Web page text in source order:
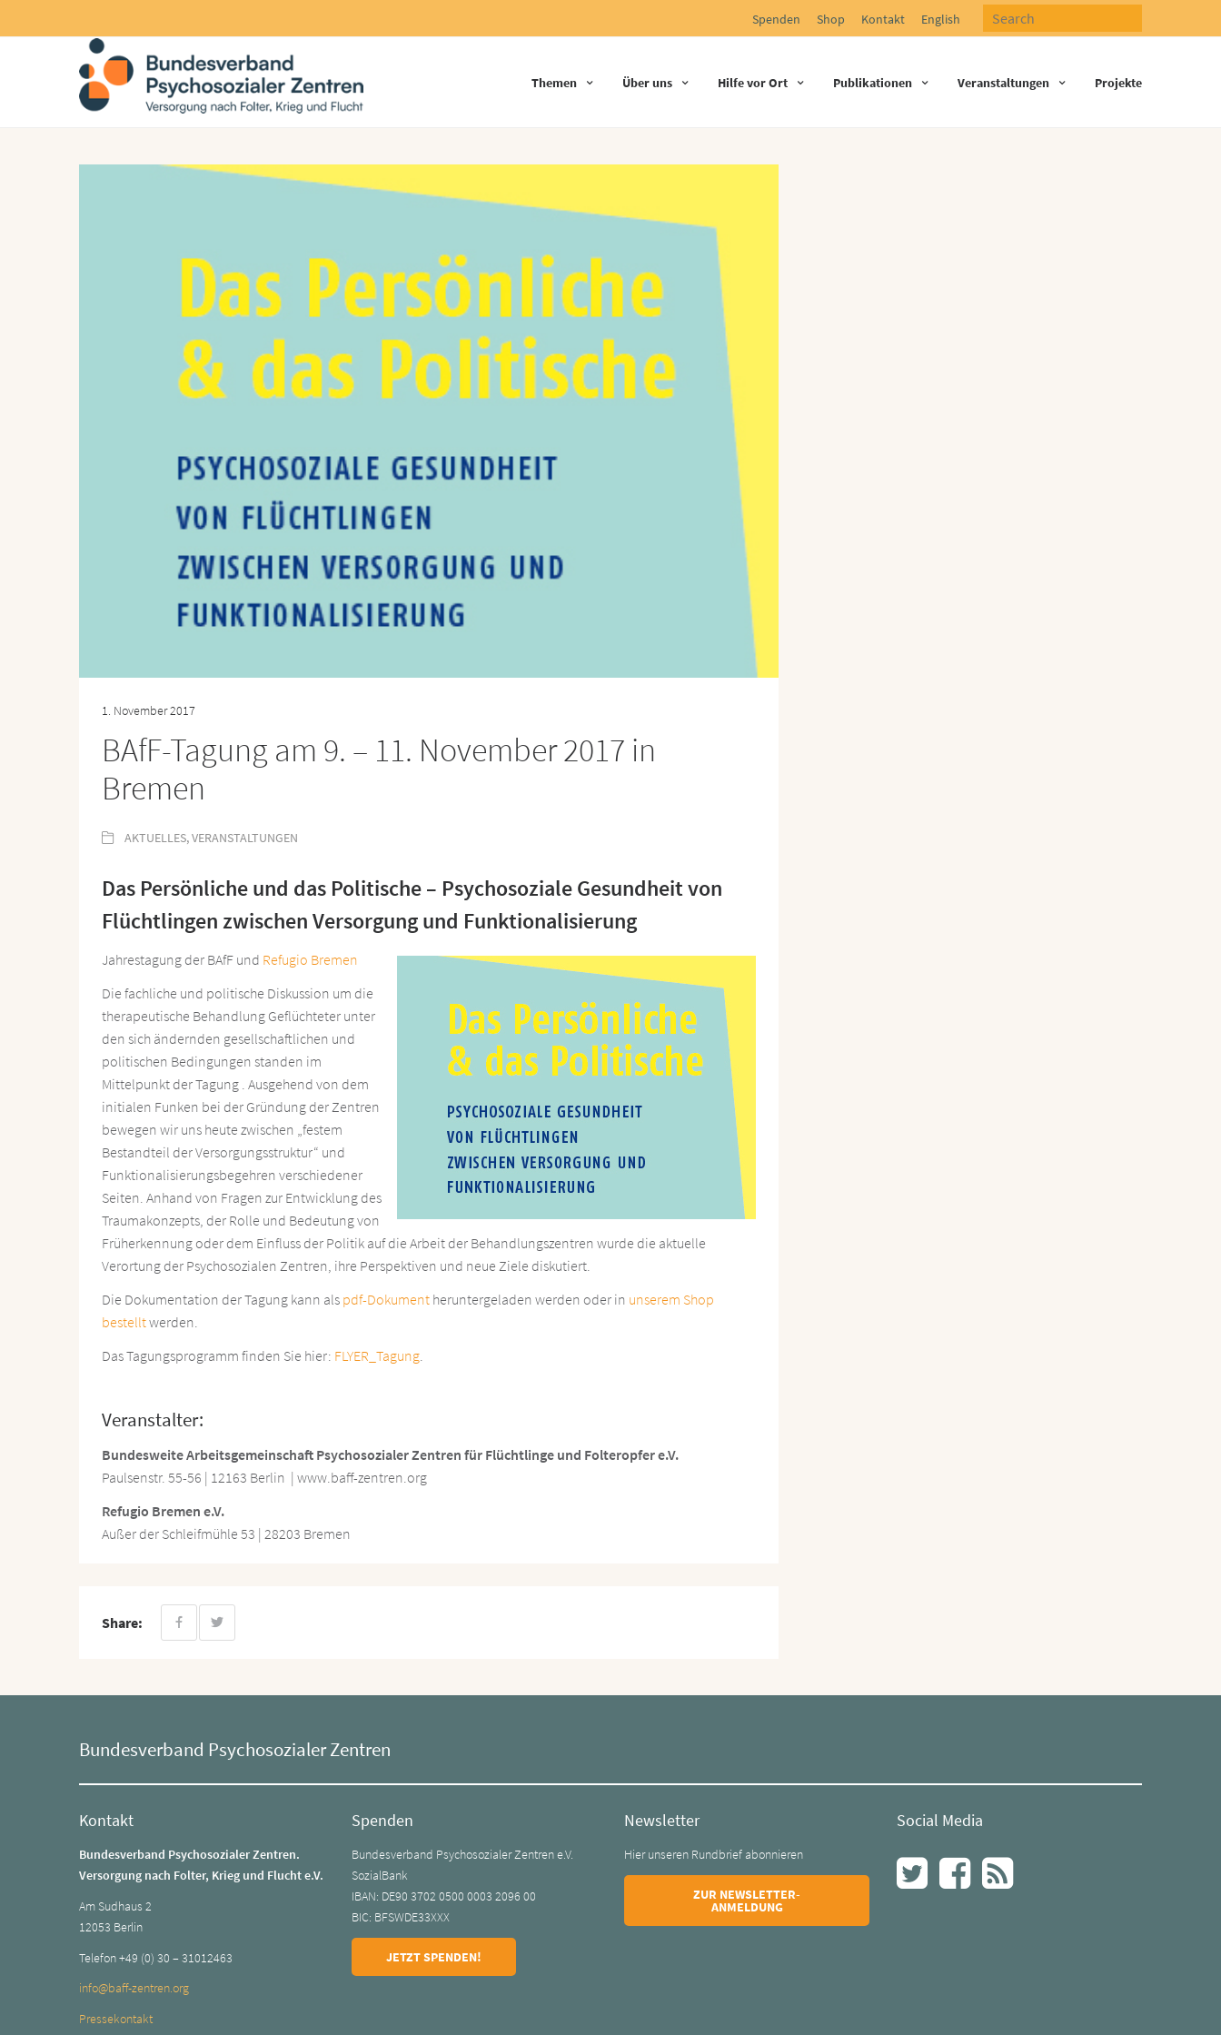
Spenden Shop Kontakt English
Themen Über uns Hilfe vor Ort Publikationen Veranstaltungen Projekte
1. November 2017
BAfF-Tagung am 9. – 11. November 2017 in
Bremen
AKTUELLES,VERANSTALTUNGEN
Das Persönliche und das Politische – Psychosoziale Gesundheit von
Flüchtlingen zwischen Versorgung und Funktionalisierung
Jahrestagung der BAfF und Refugio Bremen
Die fachliche und politische Diskussion um die
therapeutische Behandlung Geflüchteter unter
den sich ändernden gesellschaftlichen und
politischen Bedingungen standen im
Mittelpunkt der Tagung . Ausgehend von dem
initialen Funken bei der Gründung der Zentren
bewegen wir uns heute zwischen „festem
Bestandteil der Versorgungsstruktur“ und
Funktionalisierungsbegehren verschiedener
Seiten. Anhand von Fragen zur Entwicklung des
Traumakonzepts, der Rolle und Bedeutung von
Früherkennung oder dem Einfluss der Politik auf die Arbeit der Behandlungszentren wurde die aktuelle
Verortung der Psychosozialen Zentren, ihre Perspektiven und neue Ziele diskutiert.
Die Dokumentation der Tagung kann als pdf-Dokument heruntergeladen werden oder in unserem Shop
bestelltwerden.
Das Tagungsprogramm finden Sie hier: FLYER_Tagung
Veranstalter:
Bundesweite Arbeitsgemeinschaft Psychosozialer Zentren für Flüchtlinge und Folteropfer e.V.
Paulsenstr. 55-56 | 12163 Berlin | www.baff-zentren.org
Refugio Bremen e.V.
Außer der Schleifmühle 53 | 28203 Bremen
Share:
Bundesverband Psychosozialer Zentren
Kontakt
Bundesverband Psychosozialer Zentren.
Versorgung nach Folter, Krieg und Flucht e.V.
Am Sudhaus 2
12053 Berlin
Telefon +49 (0) 30 – 31012463
info@baff-zentren.org
Pressekontakt
Spenden
Bundesverband Psychosozialer Zentren e.V.
SozialBank
IBAN: DE90 3702 0500 0003 2096 00
BIC: BFSWDE33XXX
JETZT SPENDEN!
Newsletter
Hier unseren Rundbrief abonnieren
ZUR NEWSLETTER-
ANMELDUNG
Social Media